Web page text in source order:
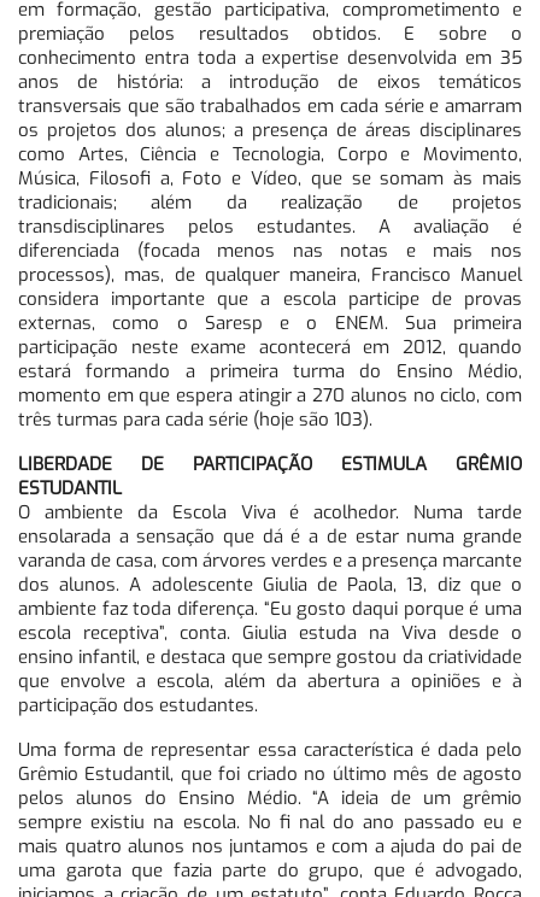
em formação, gestão participativa, comprometimento e
premiação pelos resultados obtidos. E sobre o
conhecimento entra toda a expertise desenvolvida em 35
anos de história: a introdução de eixos temáticos
transversais que são trabalhados em cada série e amarram
os projetos dos alunos; a presença de áreas disciplinares
como Artes, Ciência e Tecnologia, Corpo e Movimento,
Música, Filosofi a, Foto e Vídeo, que se somam às mais
tradicionais; além da realização de projetos
transdisciplinares pelos estudantes. A avaliação é
diferenciada (focada menos nas notas e mais nos
processos), mas, de qualquer maneira, Francisco Manuel
considera importante que a escola participe de provas
externas, como o Saresp e o ENEM. Sua primeira
participação neste exame acontecerá em 2012, quando
estará formando a primeira turma do Ensino Médio,
momento em que espera atingir a 270 alunos no ciclo, com
três turmas para cada série (hoje são 103).
LIBERDADE DE PARTICIPAÇÃO ESTIMULA GRÊMIO
ESTUDANTIL
O ambiente da Escola Viva é acolhedor. Numa tarde
ensolarada a sensação que dá é a de estar numa grande
varanda de casa, com árvores verdes e a presença marcante
dos alunos. A adolescente Giulia de Paola, 13, diz que o
ambiente faz toda diferença. “Eu gosto daqui porque é uma
escola receptiva”, conta. Giulia estuda na Viva desde o
ensino infantil, e destaca que sempre gostou da criatividade
que envolve a escola, além da abertura a opiniões e à
participação dos estudantes.
Uma forma de representar essa característica é dada pelo
Grêmio Estudantil, que foi criado no último mês de agosto
pelos alunos do Ensino Médio. “A ideia de um grêmio
sempre existiu na escola. No fi nal do ano passado eu e
mais quatro alunos nos juntamos e com a ajuda do pai de
uma garota que fazia parte do grupo, que é advogado,